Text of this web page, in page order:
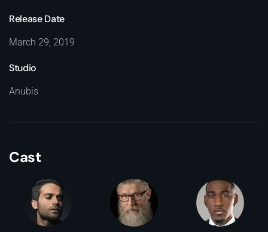
Release Date
March 29, 2019
Studio
Anubis
Cast